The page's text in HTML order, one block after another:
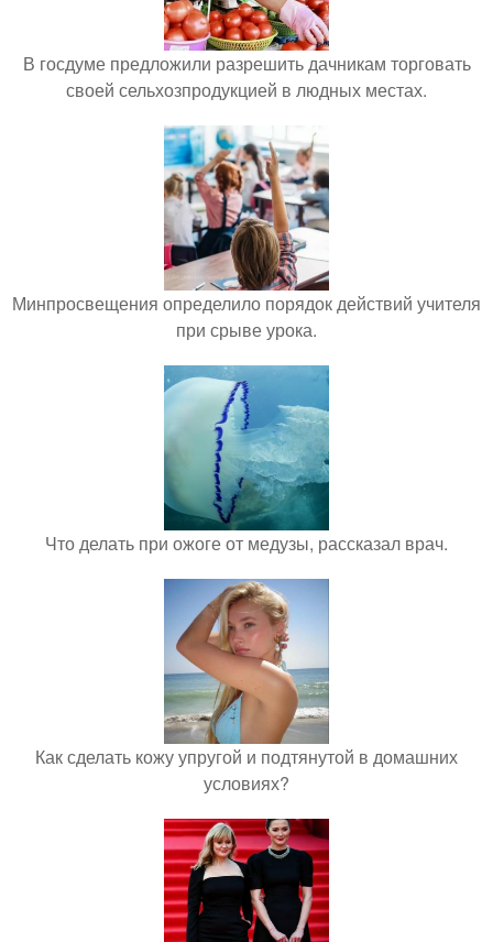
В госдуме предложили разрешить дачникам торговать
своей сельхозпродукцией в людных местах.
Минпросвещения определило порядок действий учителя
при срыве урока.
Что делать при ожоге от медузы, рассказал врач.
Как сделать кожу упругой и подтянутой в домашних
условиях?